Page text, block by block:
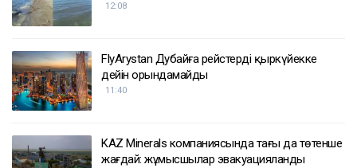
12:08
FlyArystan Дубайға рейстерді қыркүйекке
дейін орындамайды
11:40
KAZ Minerals компаниясында тағы да төтенше
жағдай: жұмысшылар эвакуацияланды